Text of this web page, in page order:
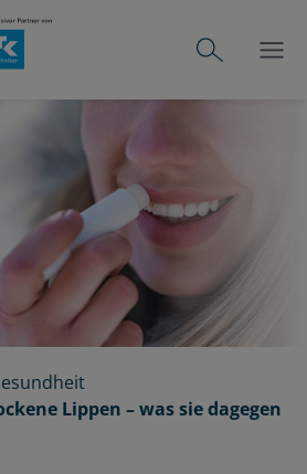
Lippen – was sie dagegen